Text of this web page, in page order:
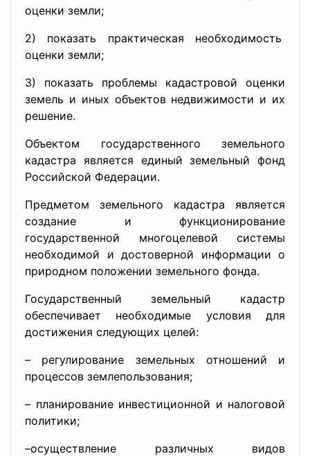
оценки земли;
2) показать практическая необходимость
оценки земли;
3) показать проблемы кадастровой оценки
земель и иных объектов недвижимости и их
решение.
Объектом государственного земельного
кадастра является единый земельный фонд
Российской Федерации.
Предметом земельного кадастра является
создание и функционирование
государственной многоцелевой системы
необходимой и достоверной информации о
природном положении земельного фонда.
Государственный земельный кадастр
обеспечивает необходимые условия для
достижения следующих целей:
– регулирование земельных отношений и
процессов землепользования;
– планирование инвестиционной и налоговой
политики;
–осуществление различных видов